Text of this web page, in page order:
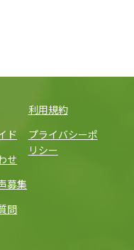
ド
せ
募集
問
利用規約
プライバシーポ
リシー